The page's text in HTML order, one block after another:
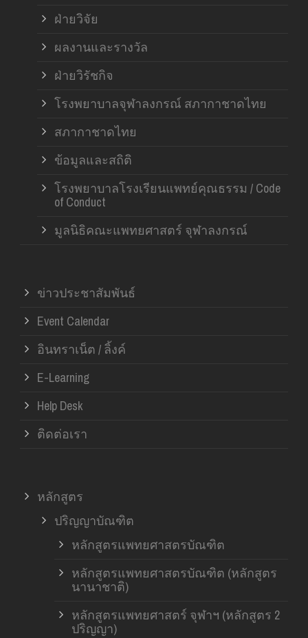
ฝ่ายวิจัย
ผลงานและรางวัล
ฝ่ายวิรัชกิจ
โรงพยาบาลจุฬาลงกรณ์ สภากาชาดไทย
สภากาชาดไทย
ข้อมูลและสถิติ
โรงพยาบาลโรงเรียนแพทย์คุณธรรม / Code
of Conduct
มูลนิธิคณะแพทยศาสตร์ จุฬาลงกรณ์
ข่าวประชาสัมพันธ์
Event Calendar
อินทราเน็ต / ลิ้งค์
E-Learning
Help Desk
ติดต่อเรา
หลักสูตร
ปริญญาบัณฑิต
หลักสูตรแพทยศาสตรบัณฑิต
หลักสูตรแพทยศาสตรบัณฑิต (หลักสูตร
นานาชาติ)
หลักสูตรแพทยศาสตร์ จุฬาฯ (หลักสูตร 2
ปริญญา)